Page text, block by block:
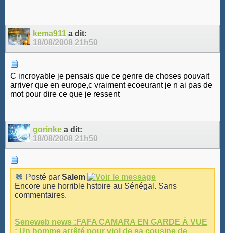
kema911 a dit:
18/08/2008 21h50
C incroyable je pensais que ce genre de choses pouvait
arriver que en europe,c vraiment ecoeurant je n ai pas de
mot pour dire ce que je ressent
gorinke a dit:
18/08/2008 21h50
Posté par Salem
Encore une horrible hstoire au Sénégal. Sans
commentaires.
Seneweb news :FAFA CAMARA EN GARDE À VUE
: Un homme arrêté pour viol de sa cousine de